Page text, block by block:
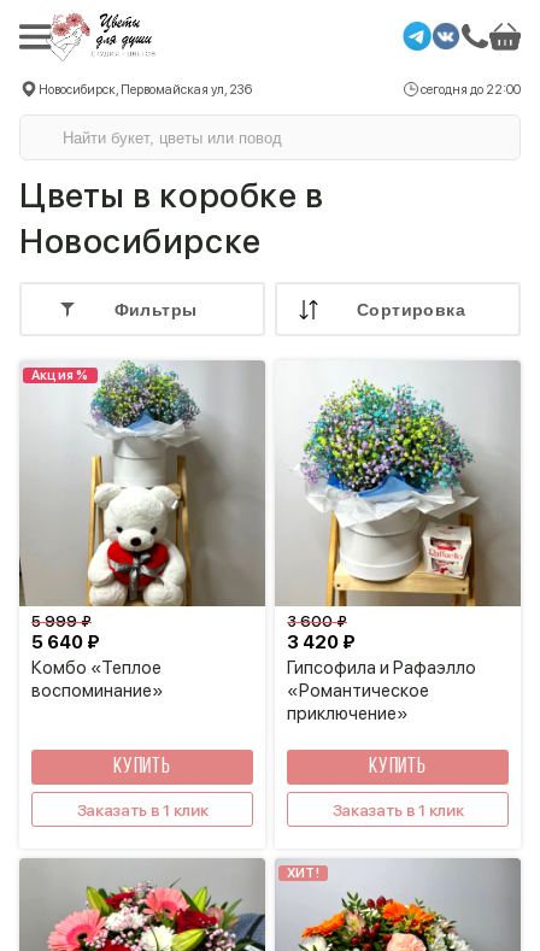
Новосибирск, Первомайская ул, 236 сегодня до 22:00
Цветы в коробке в
Новосибирске
Фильтры Cортировка
Акция %
Комбо «Теплое
воспоминание»
5 640 ₽
5 999 ₽
КУПИТЬ
Заказать в 1 клик
Гипсофила и Рафаэлло
«Романтическое
приключение»
3 420 ₽
3 600 ₽
КУПИТЬ
Заказать в 1 клик
ХИТ!